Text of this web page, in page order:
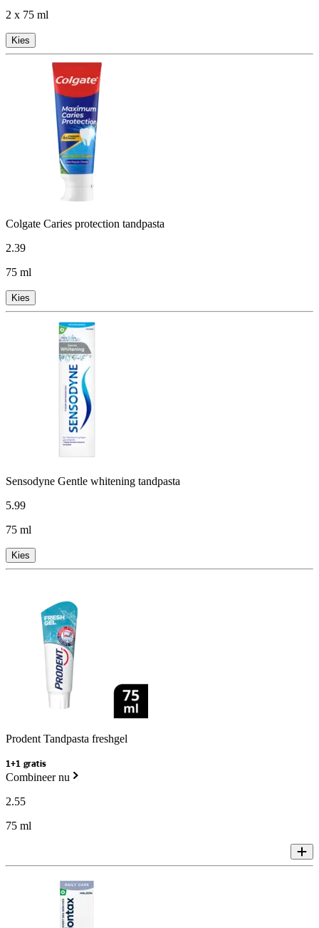
2 x 75 ml
Kies
Colgate Caries protection tandpasta
2.39
75 ml
Kies
Sensodyne Gentle whitening tandpasta
5.99
75 ml
Kies
Prodent Tandpasta freshgel
1+1 gratis
Combineer nu
2.55
75 ml